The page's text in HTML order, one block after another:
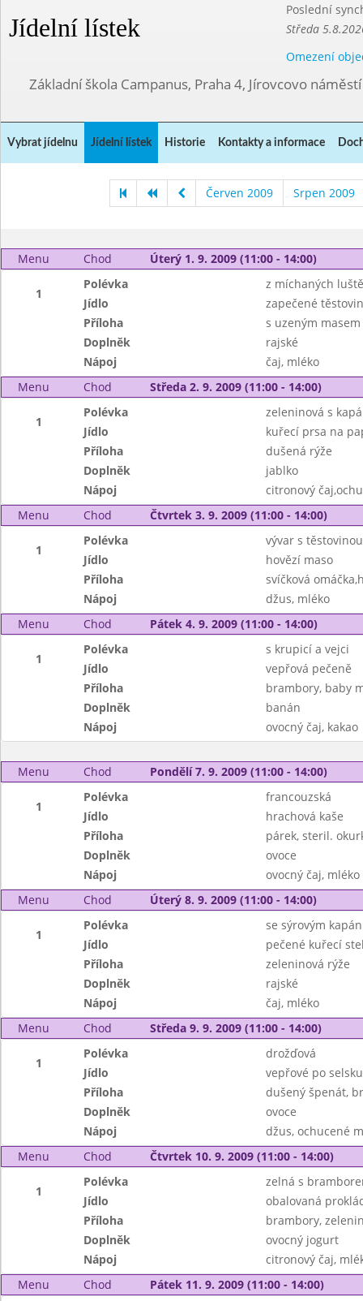
Jídelní lístek
Poslední
Středa
Omezení
Základní škola Campanus, Praha 4, Jírovcovo
Vybrat jídelnu Jídelní lístek Historie Kontakty a informace
Červen 2009 Srpen 2009
Menu Chod Úterý 1. 9. 2009 (11:00 - 14:00)
1
Polévka
z míchaných
Jídlo
zapečené
Příloha
s uzeným
Doplněk
rajské
Nápoj
čaj, mléko
Menu
Chod Středa 2. 9. 2009 (11:00 - 14:00)
1
Polévka
zeleninová s
Jídlo
kuřecí prsa na
Příloha
dušená rýže
Doplněk
jablko
Nápoj
citronový
Menu
Chod Čtvrtek 3. 9. 2009 (11:00 - 14:00)
1
Polévka
vývar s těstovinou
Jídlo
hovězí maso
Příloha
svíčková
Nápoj
džus, mléko
Menu
Chod Pátek 4. 9. 2009 (11:00 - 14:00)
1
Polévka
s krupicí a vejci
Jídlo
vepřová pečeně
Příloha
brambory, baby
Doplněk
banán
Nápoj
ovocný čaj, kakao
Menu Chod Pondělí 7. 9. 2009 (11:00 - 14:00)
1
Polévka
francouzská
Jídlo
hrachová kaše
Příloha
párek, steril.
Doplněk
ovoce
Nápoj
ovocný čaj, mléko
Menu
Chod Úterý 8. 9. 2009 (11:00 - 14:00)
1
Polévka
se sýrovým
Jídlo
pečené kuřecí
Příloha
zeleninová rýže
Doplněk
rajské
Nápoj
čaj, mléko
Menu
Chod Středa 9. 9. 2009 (11:00 - 14:00)
1
Polévka
drožďová
Jídlo
vepřové po selsku
Příloha
dušený špenát,
Doplněk
ovoce
Nápoj
džus, ochucené
Menu
Chod Čtvrtek 10. 9. 2009 (11:00 - 14:00)
1
Polévka
zelná s
Jídlo
obalovaná
Příloha
brambory,
Doplněk
ovocný jogurt
Nápoj
citronový čaj,
Menu
Chod Pátek 11. 9. 2009 (11:00 - 14:00)